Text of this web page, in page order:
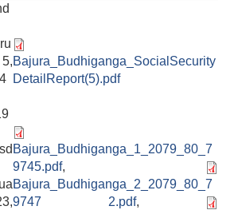
Bajura_Budhiganga_SocialSecurity
DetailReport(5).pdf
Bajura_Budhiganga_1_2079_80_7
9745.pdf,
Bajura_Budhiganga_2_2079_80_7
9747 2.pdf,